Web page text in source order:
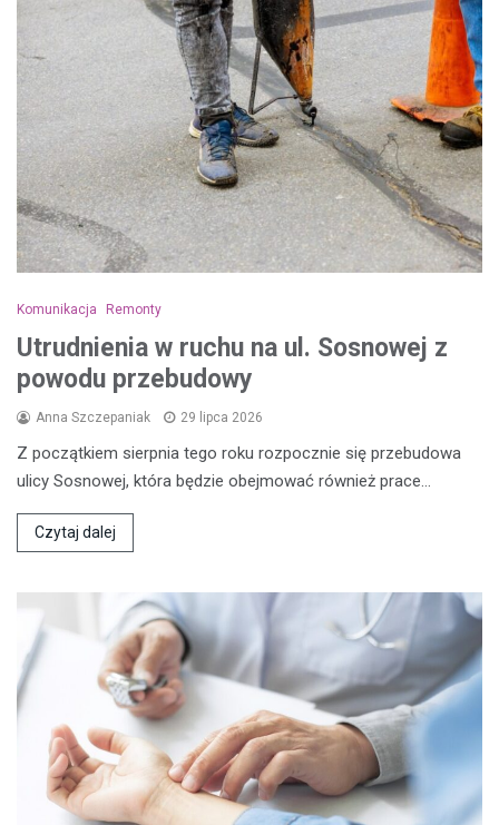
Komunikacja Remonty
Utrudnienia w ruchu na ul. Sosnowej z
powodu przebudowy
Anna Szczepaniak 29 lipca 2026
Z początkiem sierpnia tego roku rozpocznie się przebudowa
ulicy Sosnowej, która będzie obejmować również prace…
Czytaj dalej